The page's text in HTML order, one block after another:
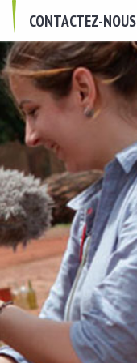
CONTACTEZ-NOUS